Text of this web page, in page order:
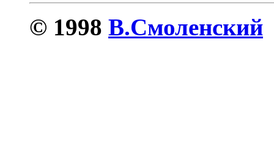
© 1998 В.Смоленский